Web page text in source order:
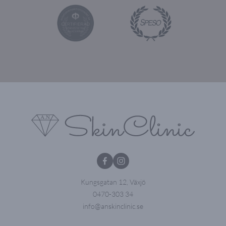
Kungsgatan 12, Växjö
0470-303 34
info@anskinclinic.se